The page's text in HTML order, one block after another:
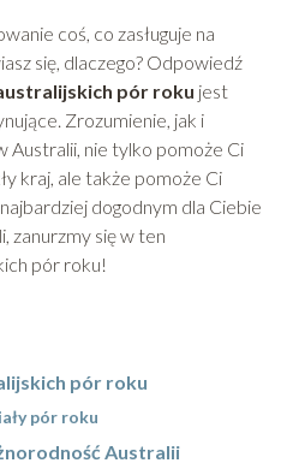
coś, co zasługuje na
się, dlaczego? Odpowiedź
pór roku jest
Zrozumienie, jak i
Australii, nie tylko pomoże Ci
kraj, ale także pomoże Ci
dogodnym dla Ciebie
zanurzmy się w ten
pór roku!
pór roku
pór roku
Australii